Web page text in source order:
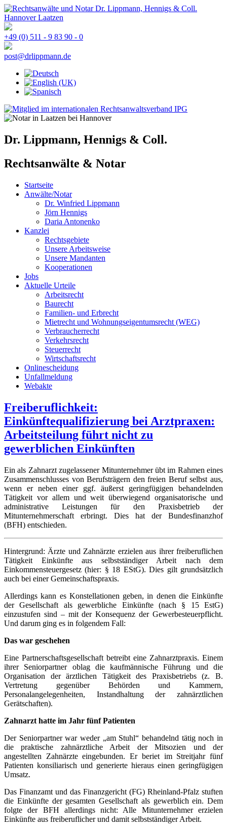
+49 (0) 511 - 9 83 90 - 0
post@drlippmann.de
Dr. Lippmann, Hennigs & Coll.
Rechtsanwälte & Notar
Startseite
Anwälte/Notar
Dr. Winfried Lippmann
Jörn Hennigs
Daria Antonenko
Kanzlei
Rechtsgebiete
Unsere Arbeitsweise
Unsere Mandanten
Kooperationen
Jobs
Aktuelle Urteile
Arbeitsrecht
Baurecht
Familien- und Erbrecht
Mietrecht und Wohnungseigentumsrecht (WEG)
Verbraucherrecht
Verkehrsrecht
Steuerrecht
Wirtschaftsrecht
Onlinescheidung
Unfallmeldung
Webakte
Freiberuflichkeit:
Einkünftequalifizierung bei Arztpraxen:
Arbeitsteilung führt nicht zu
gewerblichen Einkünften
Ein als Zahnarzt zugelassener Mitunternehmer übt im Rahmen eines
Zusammenschlusses von Berufsträgern den freien Beruf selbst aus,
wenn er neben einer ggf. äußerst geringfügigen behandelnden
Tätigkeit vor allem und weit überwiegend organisatorische und
administrative Leistungen für den Praxisbetrieb der
Mitunternehmerschaft erbringt. Dies hat der Bundesfinanzhof
(BFH) entschieden.
Hintergrund: Ärzte und Zahnärzte erzielen aus ihrer freiberuflichen
Tätigkeit Einkünfte aus selbstständiger Arbeit nach dem
Einkommensteuergesetz (hier: § 18 EStG). Dies gilt grundsätzlich
auch bei einer Gemeinschaftspraxis.
Allerdings kann es Konstellationen geben, in denen die Einkünfte
der Gesellschaft als gewerbliche Einkünfte (nach § 15 EstG)
einzustufen sind – mit der Konsequenz der Gewerbesteuerpflicht.
Und darum ging es in folgendem Fall:
Das war geschehen
Eine Partnerschaftsgesellschaft betreibt eine Zahnarztpraxis. Einem
ihrer Seniorpartner oblag die kaufmännische Führung und die
Organisation der ärztlichen Tätigkeit des Praxisbetriebs (z. B.
Vertretung gegenüber Behörden und Kammern,
Personalangelegenheiten, Instandhaltung der zahnärztlichen
Gerätschaften).
Zahnarzt hatte im Jahr fünf Patienten
Der Seniorpartner war weder „am Stuhl“ behandelnd tätig noch in
die praktische zahnärztliche Arbeit der Mitsozien und der
angestellten Zahnärzte eingebunden. Er beriet im Streitjahr fünf
Patienten konsiliarisch und generierte hieraus einen geringfügigen
Umsatz.
Das Finanzamt und das Finanzgericht (FG) Rheinland-Pfalz stuften
die Einkünfte der gesamten Gesellschaft als gewerblich ein. Dem
folgte der BFH allerdings nicht: Alle Mitunternehmer erzielen
Einkünfte aus freiberuflicher und damit selbstständiger Arbeit.